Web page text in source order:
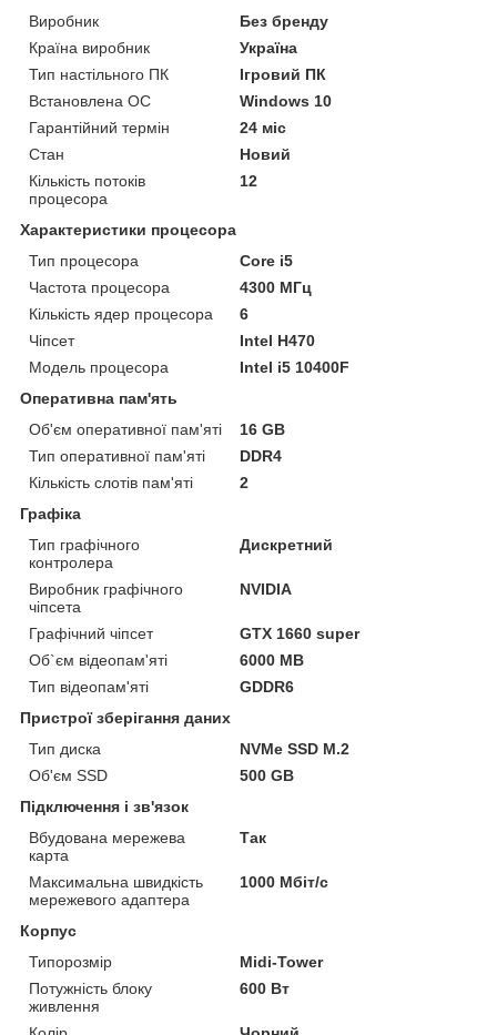
Виробник
Без бренду
Країна виробник
Україна
Тип настільного ПК
Ігровий ПК
Встановлена ОС
Windows 10
Гарантійний термін
24 міс
Стан
Новий
Кількість потоків
процесора
12
Характеристики процесора
Тип процесора
Core i5
Частота процесора
4300 МГц
Кількість ядер процесора
6
Чіпсет
Intel H470
Модель процесора
Intel i5 10400F
Оперативна пам'ять
Об'єм оперативної пам'яті
16 GB
Тип оперативної пам'яті
DDR4
Кількість слотів пам'яті
2
Графіка
Тип графічного
контролера
Дискретний
Виробник графічного
чіпсета
NVIDIA
Графічний чіпсет
GTX 1660 super
Об`єм відеопам'яті
6000 MB
Тип відеопам'яті
GDDR6
Пристрої зберігання даних
Тип диска
NVMe SSD M.2
Об'єм SSD
500 GB
Підключення і зв'язок
Вбудована мережева
карта
Так
Максимальна швидкість
мережевого адаптера
1000 Мбіт/с
Корпус
Типорозмір
Midi-Tower
Потужність блоку
живлення
600 Вт